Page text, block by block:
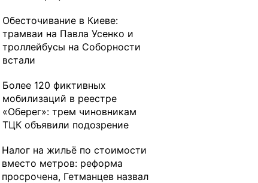
Обесточивание в Киеве:
трамваи на Павла Усенко и
троллейбусы на Соборности
встали
Более 120 фиктивных
мобилизаций в реестре
«Оберег»: трем чиновникам
ТЦК объявили подозрение
Налог на жильё по стоимости
вместо метров: реформа
просрочена, Гетманцев назвал